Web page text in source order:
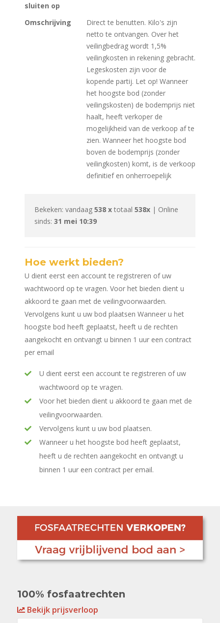
sluiten op
Omschrijving
Direct te benutten. Kilo's zijn
netto te ontvangen. Over het
veilingbedrag wordt 1,5%
veilingkosten in rekening gebracht.
Legeskosten zijn voor de
kopende partij. Let op! Wanneer
het hoogste bod (zonder
veilingskosten) de bodemprijs niet
haalt, heeft verkoper de
mogelijkheid van de verkoop af te
zien. Wanneer het hoogste bod
boven de bodemprijs (zonder
veilingkosten) komt, is de verkoop
definitief en onherroepelijk
Bekeken: vandaag 538 x totaal 538x | Online
sinds: 31 mei 10:39
Hoe werkt bieden?
U dient eerst een account te registreren of uw
wachtwoord op te vragen. Voor het bieden dient u
akkoord te gaan met de veilingvoorwaarden.
Vervolgens kunt u uw bod plaatsen Wanneer u het
hoogste bod heeft geplaatst, heeft u de rechten
aangekocht en ontvangt u binnen 1 uur een contract
per email
U dient eerst een account te registreren of uw
wachtwoord op te vragen.
Voor het bieden dient u akkoord te gaan met de
veilingvoorwaarden.
Vervolgens kunt u uw bod plaatsen.
Wanneer u het hoogste bod heeft geplaatst,
heeft u de rechten aangekocht en ontvangt u
binnen 1 uur een contract per email.
100% fosfaatrechten
Bekijk prijsverloop